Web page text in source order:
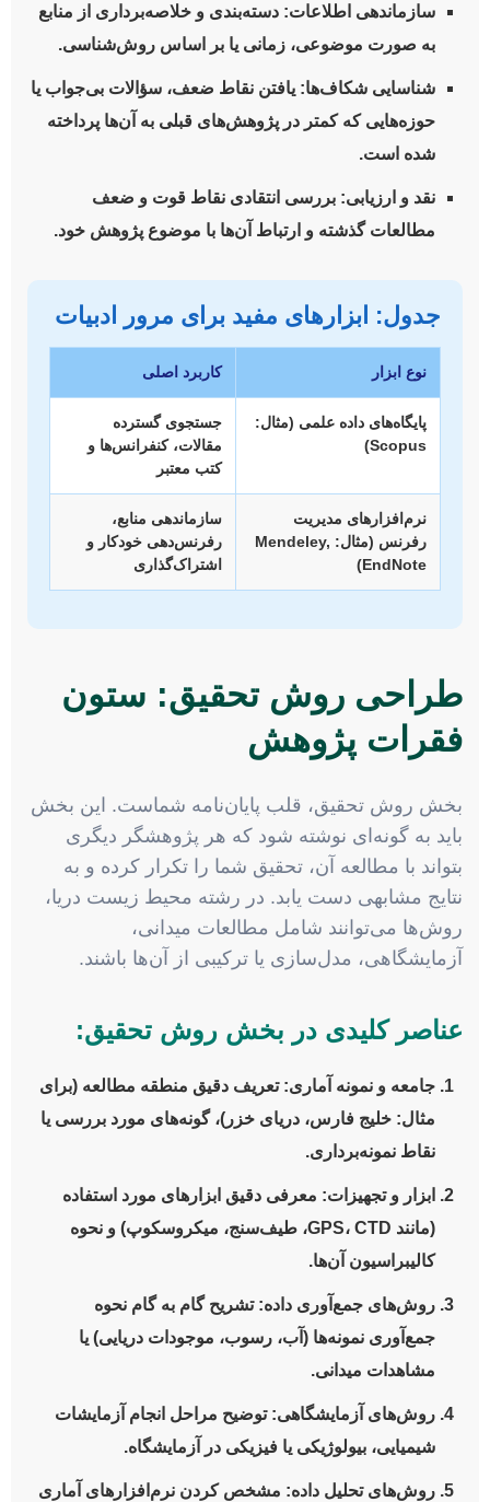
سازماندهی اطلاعات: دسته‌بندی و خلاصه‌برداری از منابع
به صورت موضوعی، زمانی یا بر اساس روش‌شناسی.
شناسایی شکاف‌ها: یافتن نقاط ضعف، سؤالات بی‌جواب یا
حوزه‌هایی که کمتر در پژوهش‌های قبلی به آن‌ها پرداخته
شده است.
نقد و ارزیابی: بررسی انتقادی نقاط قوت و ضعف
مطالعات گذشته و ارتباط آن‌ها با موضوع پژوهش خود.
جدول: ابزارهای مفید برای مرور ادبیات
نوع ابزار کاربرد اصلی
پایگاه‌های داده علمی (مثال:
Scopus)
جستجوی گسترده
مقالات، کنفرانس‌ها و
کتب معتبر
نرم‌افزارهای مدیریت
رفرنس (مثال: Mendeley,
EndNote)
سازماندهی منابع،
رفرنس‌دهی خودکار و
اشتراک‌گذاری
طراحی روش تحقیق: ستون
فقرات پژوهش
بخش روش تحقیق، قلب پایان‌نامه شماست. این بخش
باید به گونه‌ای نوشته شود که هر پژوهشگر دیگری
بتواند با مطالعه آن، تحقیق شما را تکرار کرده و به
نتایج مشابهی دست یابد. در رشته محیط زیست دریا،
روش‌ها می‌توانند شامل مطالعات میدانی،
آزمایشگاهی، مدل‌سازی یا ترکیبی از آن‌ها باشند.
عناصر کلیدی در بخش روش تحقیق:
جامعه و نمونه آماری: تعریف دقیق منطقه مطالعه (برای
مثال: خلیج فارس، دریای خزر)، گونه‌های مورد بررسی یا
نقاط نمونه‌برداری.
ابزار و تجهیزات: معرفی دقیق ابزارهای مورد استفاده
(مانند GPS، CTD، طیف‌سنج، میکروسکوپ) و نحوه
کالیبراسیون آن‌ها.
روش‌های جمع‌آوری داده: تشریح گام به گام نحوه
جمع‌آوری نمونه‌ها (آب، رسوب، موجودات دریایی) یا
مشاهدات میدانی.
روش‌های آزمایشگاهی: توضیح مراحل انجام آزمایشات
شیمیایی، بیولوژیکی یا فیزیکی در آزمایشگاه.
روش‌های تحلیل داده: مشخص کردن نرم‌افزارهای آماری